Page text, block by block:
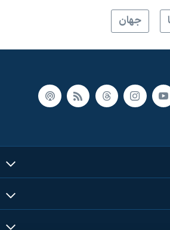
جهان